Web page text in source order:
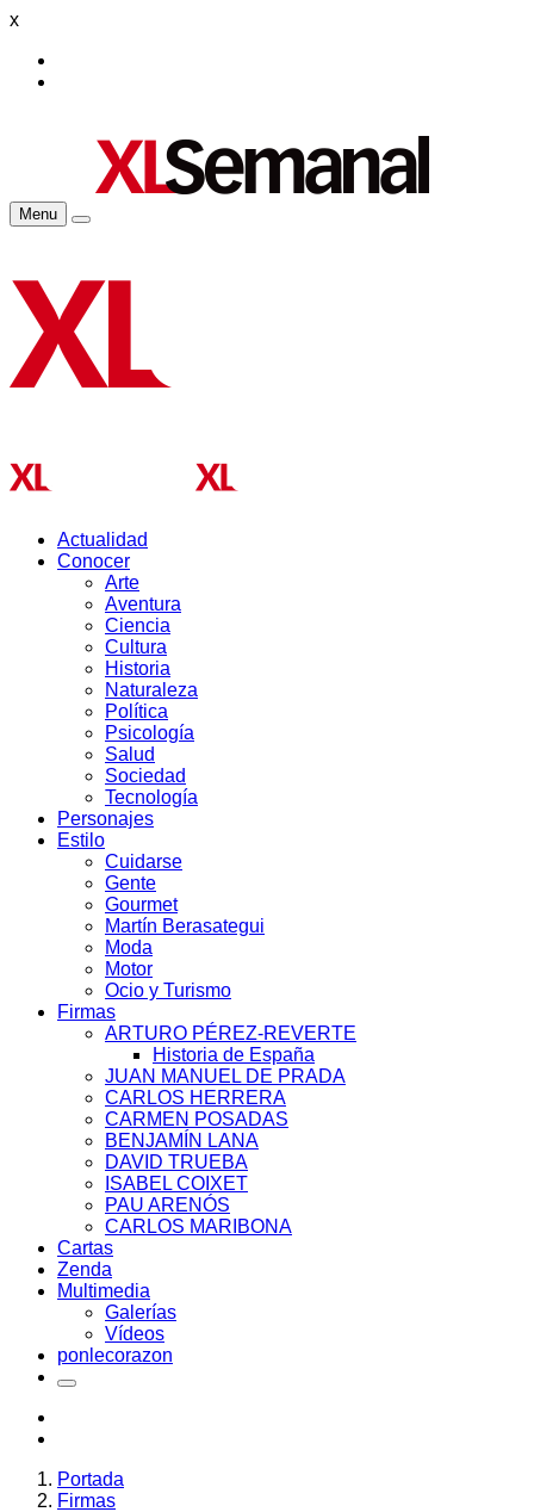
x
Menu
Actualidad
Conocer
Arte
Aventura
Ciencia
Cultura
Historia
Naturaleza
Política
Psicología
Salud
Sociedad
Tecnología
Personajes
Estilo
Cuidarse
Gente
Gourmet
Martín Berasategui
Moda
Motor
Ocio y Turismo
Firmas
ARTURO PÉREZ-REVERTE
Historia de España
JUAN MANUEL DE PRADA
CARLOS HERRERA
CARMEN POSADAS
BENJAMÍN LANA
DAVID TRUEBA
ISABEL COIXET
PAU ARENÓS
CARLOS MARIBONA
Cartas
Zenda
Multimedia
Galerías
Vídeos
ponlecorazon
Portada
Firmas